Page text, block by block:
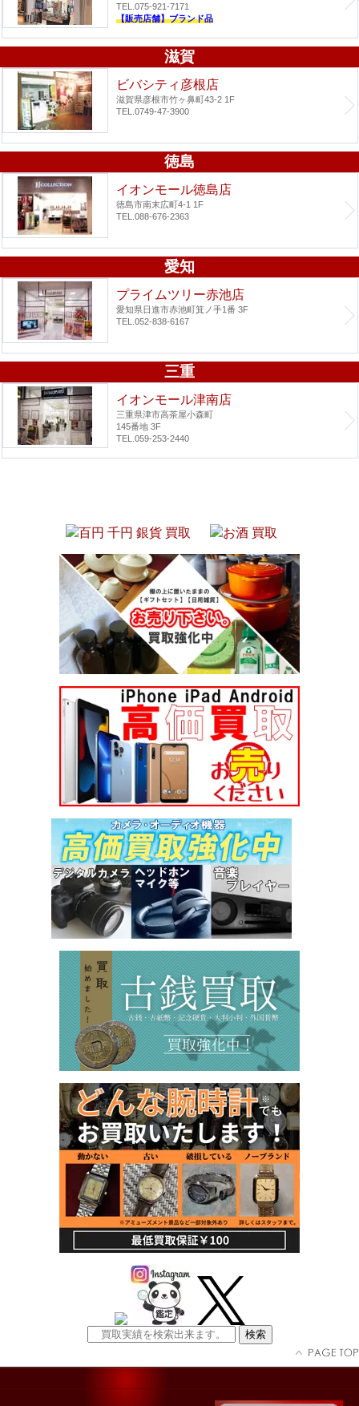
TEL.075-921-7171
【販売店舗】ブランド品
滋賀
ビバシティ彦根店
滋賀県彦根市竹ヶ鼻町43-2 1F
TEL.0749-47-3900
徳島
イオンモール徳島店
徳島市南末広町4-1 1F
TEL.088-676-2363
愛知
プライムツリー赤池店
愛知県日進市赤池町箕ノ手1番 3F
TEL.052-838-6167
三重
イオンモール津南店
三重県津市高茶屋小森町
145番地 3F
TEL.059-253-2440